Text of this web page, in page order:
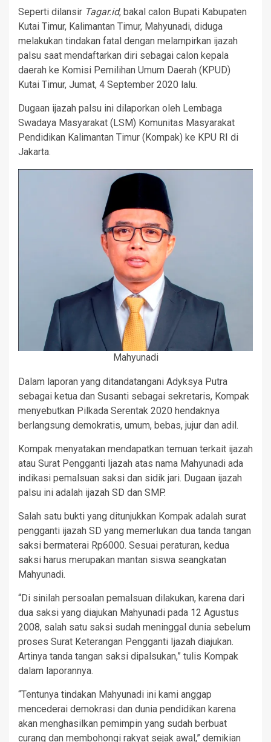
Seperti dilansir Tagar.id, bakal calon Bupati Kabupaten
Kutai Timur, Kalimantan Timur, Mahyunadi, diduga
melakukan tindakan fatal dengan melampirkan ijazah
palsu saat mendaftarkan diri sebagai calon kepala
daerah ke Komisi Pemilihan Umum Daerah (KPUD)
Kutai Timur, Jumat, 4 September 2020 lalu.
Dugaan ijazah palsu ini dilaporkan oleh Lembaga
Swadaya Masyarakat (LSM) Komunitas Masyarakat
Pendidikan Kalimantan Timur (Kompak) ke KPU RI di
Jakarta.
Mahyunadi
Dalam laporan yang ditandatangani Adyksya Putra
sebagai ketua dan Susanti sebagai sekretaris, Kompak
menyebutkan Pilkada Serentak 2020 hendaknya
berlangsung demokratis, umum, bebas, jujur dan adil.
Kompak menyatakan mendapatkan temuan terkait ijazah
atau Surat Pengganti Ijazah atas nama Mahyunadi ada
indikasi pemalsuan saksi dan sidik jari. Dugaan ijazah
palsu ini adalah ijazah SD dan SMP.
Salah satu bukti yang ditunjukkan Kompak adalah surat
pengganti ijazah SD yang memerlukan dua tanda tangan
saksi bermaterai Rp6000. Sesuai peraturan, kedua
saksi harus merupakan mantan siswa seangkatan
Mahyunadi.
“Di sinilah persoalan pemalsuan dilakukan, karena dari
dua saksi yang diajukan Mahyunadi pada 12 Agustus
2008, salah satu saksi sudah meninggal dunia sebelum
proses Surat Keterangan Pengganti Ijazah diajukan.
Artinya tanda tangan saksi dipalsukan,” tulis Kompak
dalam laporannya.
“Tentunya tindakan Mahyunadi ini kami anggap
mencederai demokrasi dan dunia pendidikan karena
akan menghasilkan pemimpin yang sudah berbuat
curang dan membohongi rakyat sejak awal,” demikian